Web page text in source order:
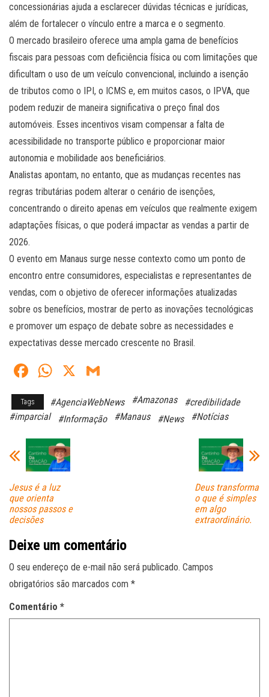
concessionárias ajuda a esclarecer dúvidas técnicas e jurídicas,
além de fortalecer o vínculo entre a marca e o segmento.
O mercado brasileiro oferece uma ampla gama de benefícios
fiscais para pessoas com deficiência física ou com limitações que
dificultam o uso de um veículo convencional, incluindo a isenção
de tributos como o IPI, o ICMS e, em muitos casos, o IPVA, que
podem reduzir de maneira significativa o preço final dos
automóveis. Esses incentivos visam compensar a falta de
acessibilidade no transporte público e proporcionar maior
autonomia e mobilidade aos beneficiários.
Analistas apontam, no entanto, que as mudanças recentes nas
regras tributárias podem alterar o cenário de isenções,
concentrando o direito apenas em veículos que realmente exigem
adaptações físicas, o que poderá impactar as vendas a partir de
2026.
O evento em Manaus surge nesse contexto como um ponto de
encontro entre consumidores, especialistas e representantes de
vendas, com o objetivo de oferecer informações atualizadas
sobre os benefícios, mostrar de perto as inovações tecnológicas
e promover um espaço de debate sobre as necessidades e
expectativas desse mercado crescente no Brasil.
Fa
ce
bo
W
ts
A
pp
X
ail
Tags #AgenciaWebNews #Amazonas
#credibilidade
#imparcial
#Informação #Manaus #News #Notícias
Jesus é a luz
que orienta
nossos passos e
decisões
Deus transforma
o que é simples
em algo
extraordinário.
Deixe um comentário
O seu endereço de e-mail não será publicado. Campos
obrigatórios são marcados com *
Comentário *